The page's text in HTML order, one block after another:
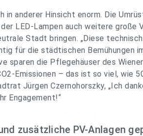
in anderer Hinsicht enorm. Die
LED-Lampen auch weitere große
Stadt bringen. „Diese
für die städtischen Bemühungen
sparen die Pflegehäuser des
Emissionen – das ist so viel, wie
Jürgen Czernohorszky, „Ich
Engagement!“
zusätzliche PV-Anlagen